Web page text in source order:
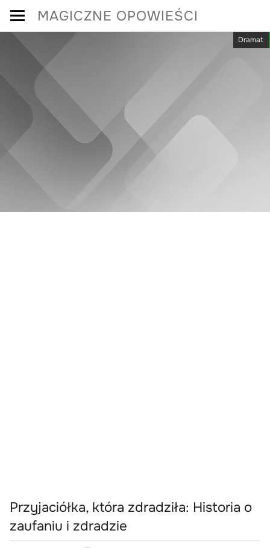
Skip
MAGICZNE OPOWIEŚCI
Dramat
Przyjaciółka, która zdradziła: Historia o
zaufaniu i zdradzie